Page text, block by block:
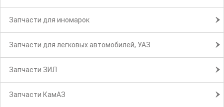
Запчасти для иномарок
Запчасти для легковых автомобилей, УАЗ
Запчасти ЗИЛ
Запчасти КамАЗ